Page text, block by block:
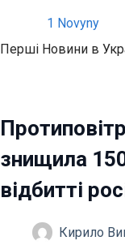
вмісту
1 Novyny
Перші Новини в
знищила
відбитті
Кирило